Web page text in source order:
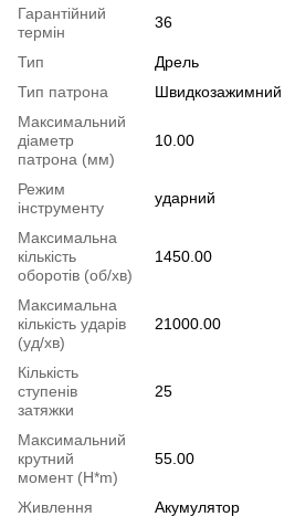
Гарантійний
термін
36
Тип
Дрель
Тип патрона
Швидкозажимний
Максимальний
діаметр
патрона (мм)
10.00
Режим
інструменту
ударний
Максимальна
кількість
оборотів (об/хв)
1450.00
Максимальна
кількість ударів
(уд/хв)
21000.00
Кількість
ступенів
затяжки
25
Максимальний
крутний
момент (H*m)
55.00
Живлення
Акумулятор